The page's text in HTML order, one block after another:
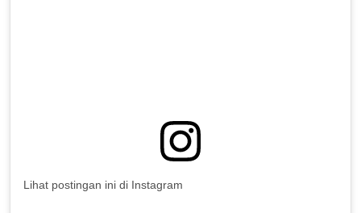
Lihat postingan ini di Instagram